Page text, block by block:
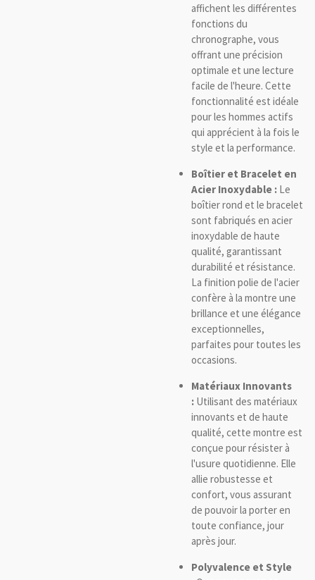
affichent les différentes
fonctions du
chronographe, vous
offrant une précision
optimale et une lecture
facile de l'heure. Cette
fonctionnalité est idéale
pour les hommes actifs
qui apprécient à la fois le
style et la performance.
Boîtier et Bracelet en
Acier Inoxydable : Le
boîtier rond et le bracelet
sont fabriqués en acier
inoxydable de haute
qualité, garantissant
durabilité et résistance.
La finition polie de l'acier
confère à la montre une
brillance et une élégance
exceptionnelles,
parfaites pour toutes les
occasions.
Matériaux Innovants
: Utilisant des matériaux
innovants et de haute
qualité, cette montre est
conçue pour résister à
l'usure quotidienne. Elle
allie robustesse et
confort, vous assurant
de pouvoir la porter en
toute confiance, jour
après jour.
Polyvalence et Style